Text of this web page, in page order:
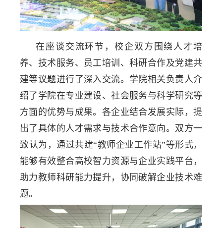
在座谈交流环节，校企双方围绕人才培
养、技术服务、员工培训、科研合作及党建共
建等议题进行了深入交流。学院相关负责人介
绍了学院在专业建设、社会服务与科学研究等
方面的优势与成果。各企业结合发展实际，提
出了具体的人才需求与技术合作意向。双方一
致认为，通过共建“教师企业工作站”等形式，
能够有效整合高校智力资源与企业实践平台，
助力教师科研能力提升，协同破解企业技术难
题。